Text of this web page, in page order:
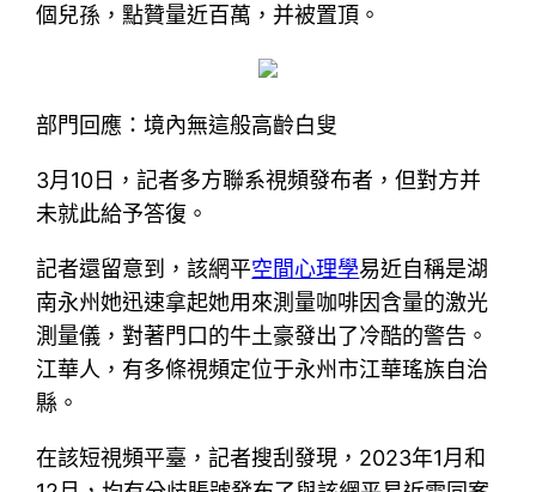
個兒孫，點贊量近百萬，并被置頂。
部門回應：境內無這般高齡白叟
3月10日，記者多方聯系視頻發布者，但對方并
未就此給予答復。
記者還留意到，該網平空間心理學易近自稱是湖
南永州她迅速拿起她用來測量咖啡因含量的激光
測量儀，對著門口的牛土豪發出了冷酷的警告。
江華人，有多條視頻定位于永州市江華瑤族自治
縣。
在該短視頻平臺，記者搜刮發現，2023年1月和